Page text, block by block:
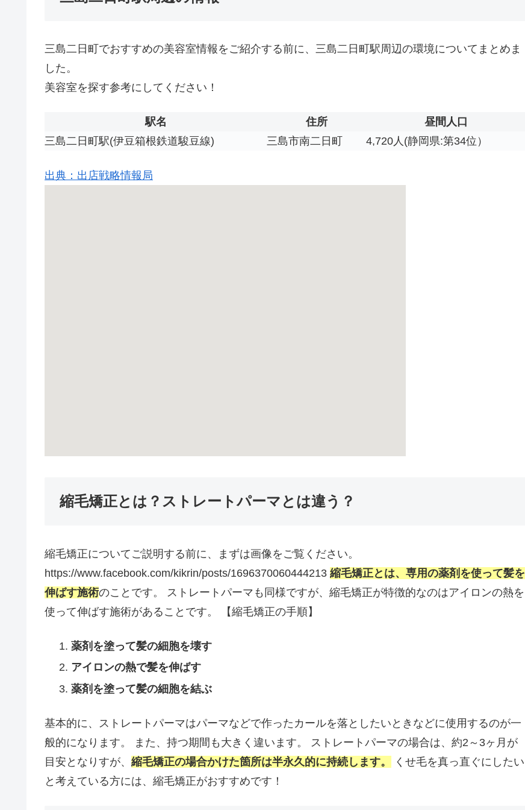
三島二日町でおすすめの美容室情報をご紹介する前に、三島二日町駅周辺の環境についてまとめま
した。
美容室を探す参考にしてください！
駅名 住所
昼間人口
三島二日町駅(伊豆箱根鉄道駿豆線)
三島市南二日町 4,720人(静岡県:第34位）
出典：出店戦略情報局
縮毛矯正とは？ストレートパーマとは違う？
縮毛矯正についてご説明する前に、まずは画像をご覧ください。
https://www.facebook.com/kikrin/posts/1696370060444213 縮毛矯正とは、専用の薬剤を使って髪を
伸ばす施術のことです。 ストレートパーマも同様ですが、縮毛矯正が特徴的なのはアイロンの熱を
使って伸ばす施術があることです。 【縮毛矯正の手順】
薬剤を塗って髪の細胞を壊す
アイロンの熱で髪を伸ばす
薬剤を塗って髪の細胞を結ぶ
基本的に、ストレートパーマはパーマなどで作ったカールを落としたいときなどに使用するのが一
般的になります。 また、持つ期間も大きく違います。 ストレートパーマの場合は、約2～3ヶ月が
目安となりすが、 縮毛矯正の場合かけた箇所は半永久的に持続します。
くせ毛を真っ直ぐにしたい
と考えている方には、縮毛矯正がおすすめです！